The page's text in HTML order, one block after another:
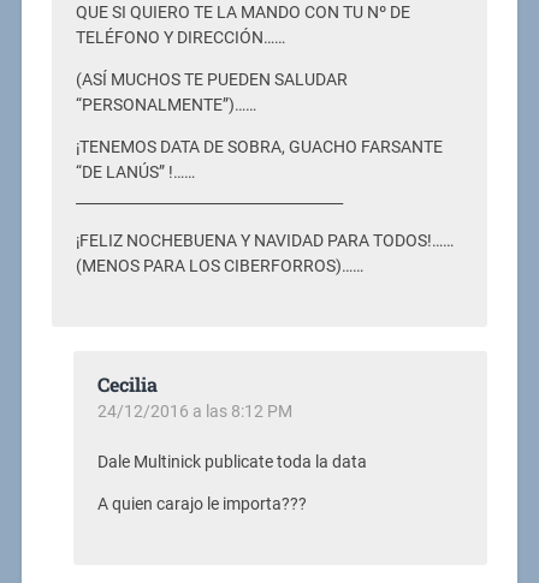
QUE SI QUIERO TE LA MANDO CON TU Nº DE
TELÉFONO Y DIRECCIÓN……
(ASÍ MUCHOS TE PUEDEN SALUDAR
“PERSONALMENTE”)……
¡TENEMOS DATA DE SOBRA, GUACHO FARSANTE
“DE LANÚS” !……
_____________________________________
¡FELIZ NOCHEBUENA Y NAVIDAD PARA TODOS!……
(MENOS PARA LOS CIBERFORROS)……
Cecilia
24/12/2016 a las 8:12 PM
Dale Multinick publicate toda la data
A quien carajo le importa???